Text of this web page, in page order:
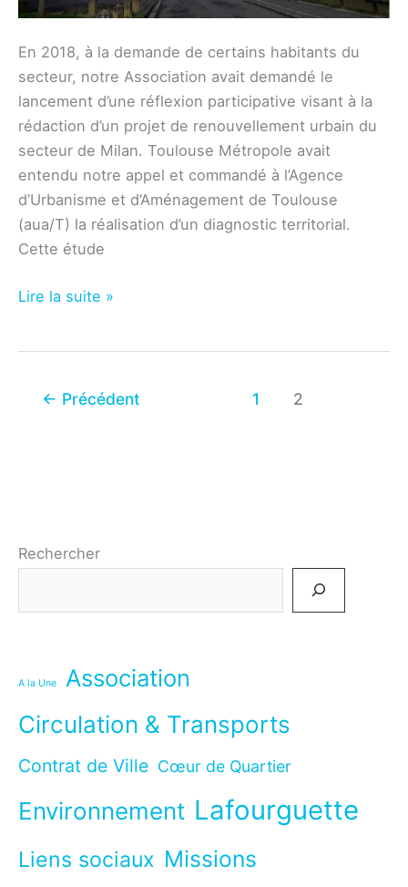
En 2018, à la demande de certains habitants du
secteur, notre Association avait demandé le
lancement d’une réflexion participative visant à la
rédaction d’un projet de renouvellement urbain du
secteur de Milan. Toulouse Métropole avait
entendu notre appel et commandé à l’Agence
d’Urbanisme et d’Aménagement de Toulouse
(aua/T) la réalisation d’un diagnostic territorial.
Cette étude
Secteur
pour
avec
habitants
Lire la suite »
← Précédent 1 2
Rechercher
A la Une
Association
Circulation & Transports
Contrat de Ville Cœur de Quartier
Environnement Lafourguette
Liens sociaux Missions